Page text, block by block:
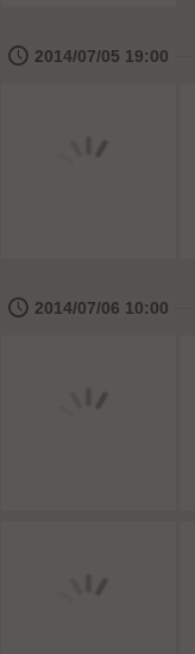
🕔 2014/07/05 19:00
🕔 2014/07/06 10:00